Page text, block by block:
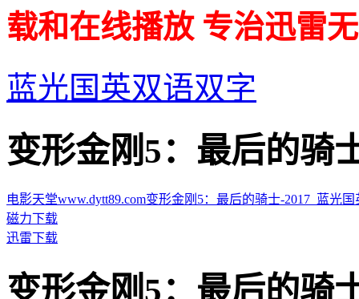
载和在线播放 专治迅雷
蓝光国英双语双字
变形金刚5：最后的骑
电影天堂www.dytt89.com变形金刚5：最后的骑士-2017_蓝光国
磁力下载
迅雷下载
变形金刚5：最后的骑